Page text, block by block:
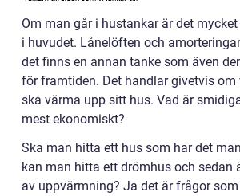
Om man går i hustankar är det
i huvudet. Lånelöften och
det finns en annan tanke som även
för framtiden. Det handlar givetvis
ska värma upp sitt hus. Vad är
mest ekonomiskt?
Ska man hitta ett hus som har det
kan man hitta ett drömhus och sedan
av uppvärmning? Ja det är frågor